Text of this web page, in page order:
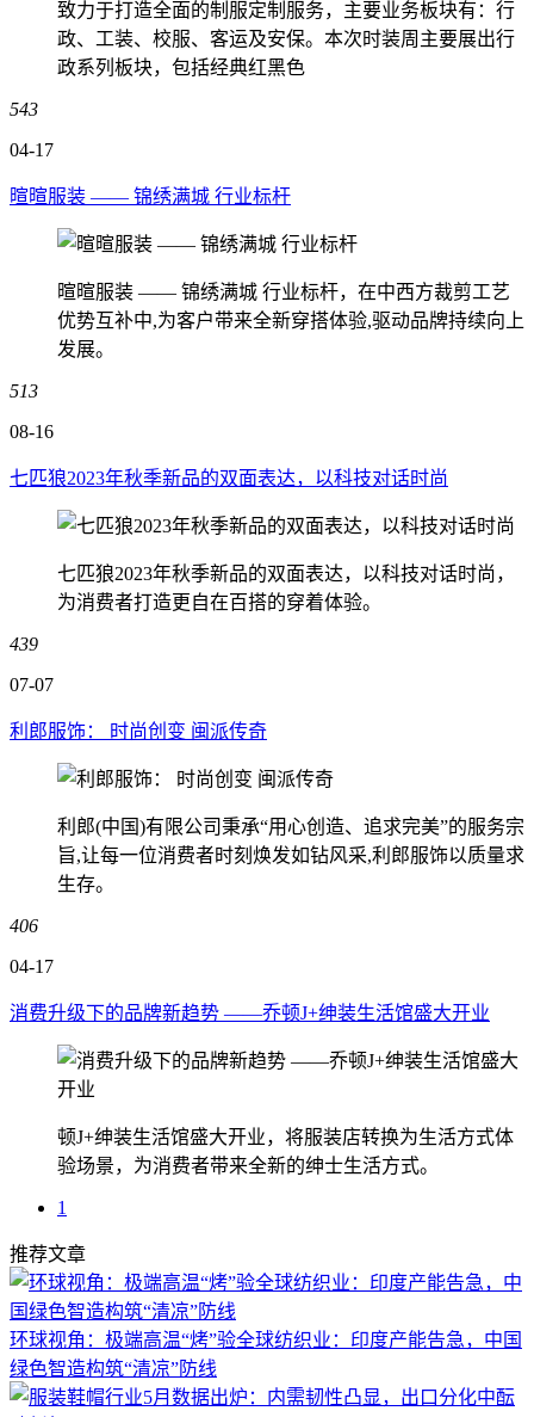
致力于打造全面的制服定制服务，主要业务板块有：行
政、工装、校服、客运及安保。本次时装周主要展出行
政系列板块，包括经典红黑色
543
04-17
暄暄服装 —— 锦绣满城 行业标杆
暄暄服装 —— 锦绣满城 行业标杆，在中西方裁剪工艺
优势互补中,为客户带来全新穿搭体验,驱动品牌持续向上
发展。
513
08-16
七匹狼2023年秋季新品的双面表达，以科技对话时尚
七匹狼2023年秋季新品的双面表达，以科技对话时尚，
为消费者打造更自在百搭的穿着体验。
439
07-07
利郎服饰： 时尚创变 闽派传奇
利郎(中国)有限公司秉承“用心创造、追求完美”的服务宗
旨,让每一位消费者时刻焕发如钻风采,利郎服饰以质量求
生存。
406
04-17
消费升级下的品牌新趋势 ——乔顿J+绅装生活馆盛大开业
顿J+绅装生活馆盛大开业，将服装店转换为生活方式体
验场景，为消费者带来全新的绅士生活方式。
1
推荐文章
环球视角：极端高温“烤”验全球纺织业：印度产能告急，中国
绿色智造构筑“清凉”防线